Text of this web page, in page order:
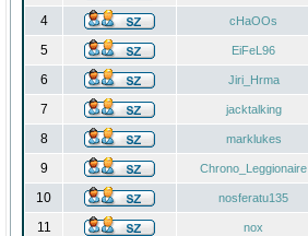
4 cHaOOs
5 EiFeL96
6
Jiri_Hrma
7 jacktalking
8 marklukes
9 Chrono_Leggionaire
10 nosferatu135
11 nox